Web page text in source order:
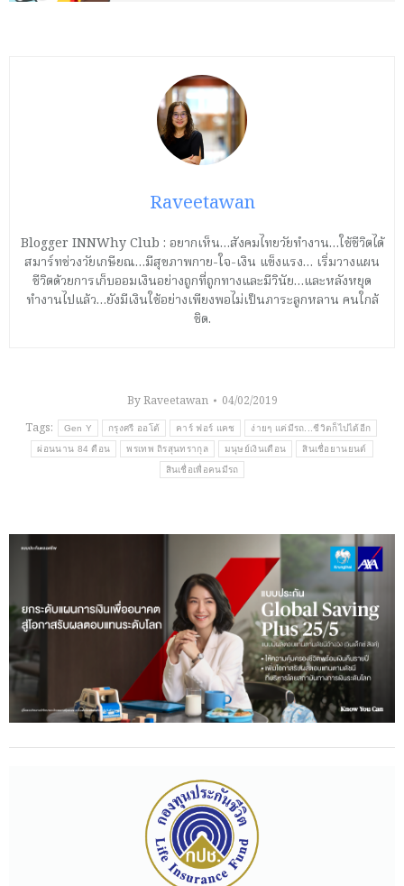
Raveetawan
Blogger INNWhy Club : อยากเห็น…สังคมไทยวัยทำงาน…ใช้ชีวิตได้
สมาร์ทช่วงวัยเกษียณ…มีสุขภาพกาย-ใจ-เงิน แข็งแรง… เริ่มวางแผน
ชีวิตด้วยการเก็บออมเงินอย่างถูกที่ถูกทางและมีวินัย…และหลังหยุด
ทำงานไปแล้ว…ยังมีเงินใช้อย่างเพียงพอไม่เป็นภาระลูกหลาน คนใกล้
ชิด.
ByRaveetawan
04/02/2019
Tags:
Gen Y กรุงศรี ออโต้ คาร์ ฟอร์ แคช ง่ายๆ แค่มีรถ...ชีวิตก็ไปได้อีก
ผ่อนนาน 84 ดือน พรเทพ ถิรสุนทรากุล มนุษย์เงินเดือน สินเชื่อยานยนต์
สินเชื่อเพื่อคนมีรถ